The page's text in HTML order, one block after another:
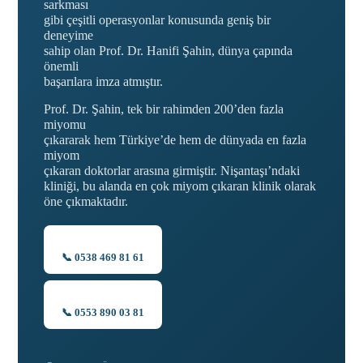
sarkması
gibi çeşitli operasyonlar konusunda geniş bir
deneyime
sahip olan Prof. Dr. Hanifi Şahin, dünya çapında
önemli
başarılara imza atmıştır.
Prof. Dr. Şahin, tek bir rahimden 200’den fazla
miyomu
çıkararak hem Türkiye’de hem de dünyada en fazla
miyom
çıkaran doktorlar arasına girmiştir. Nişantaşı’ndaki
kliniği, bu alanda en çok miyom çıkaran klinik olarak
öne çıkmaktadır.
📞 0538 469 81 61
📞 0553 890 03 81